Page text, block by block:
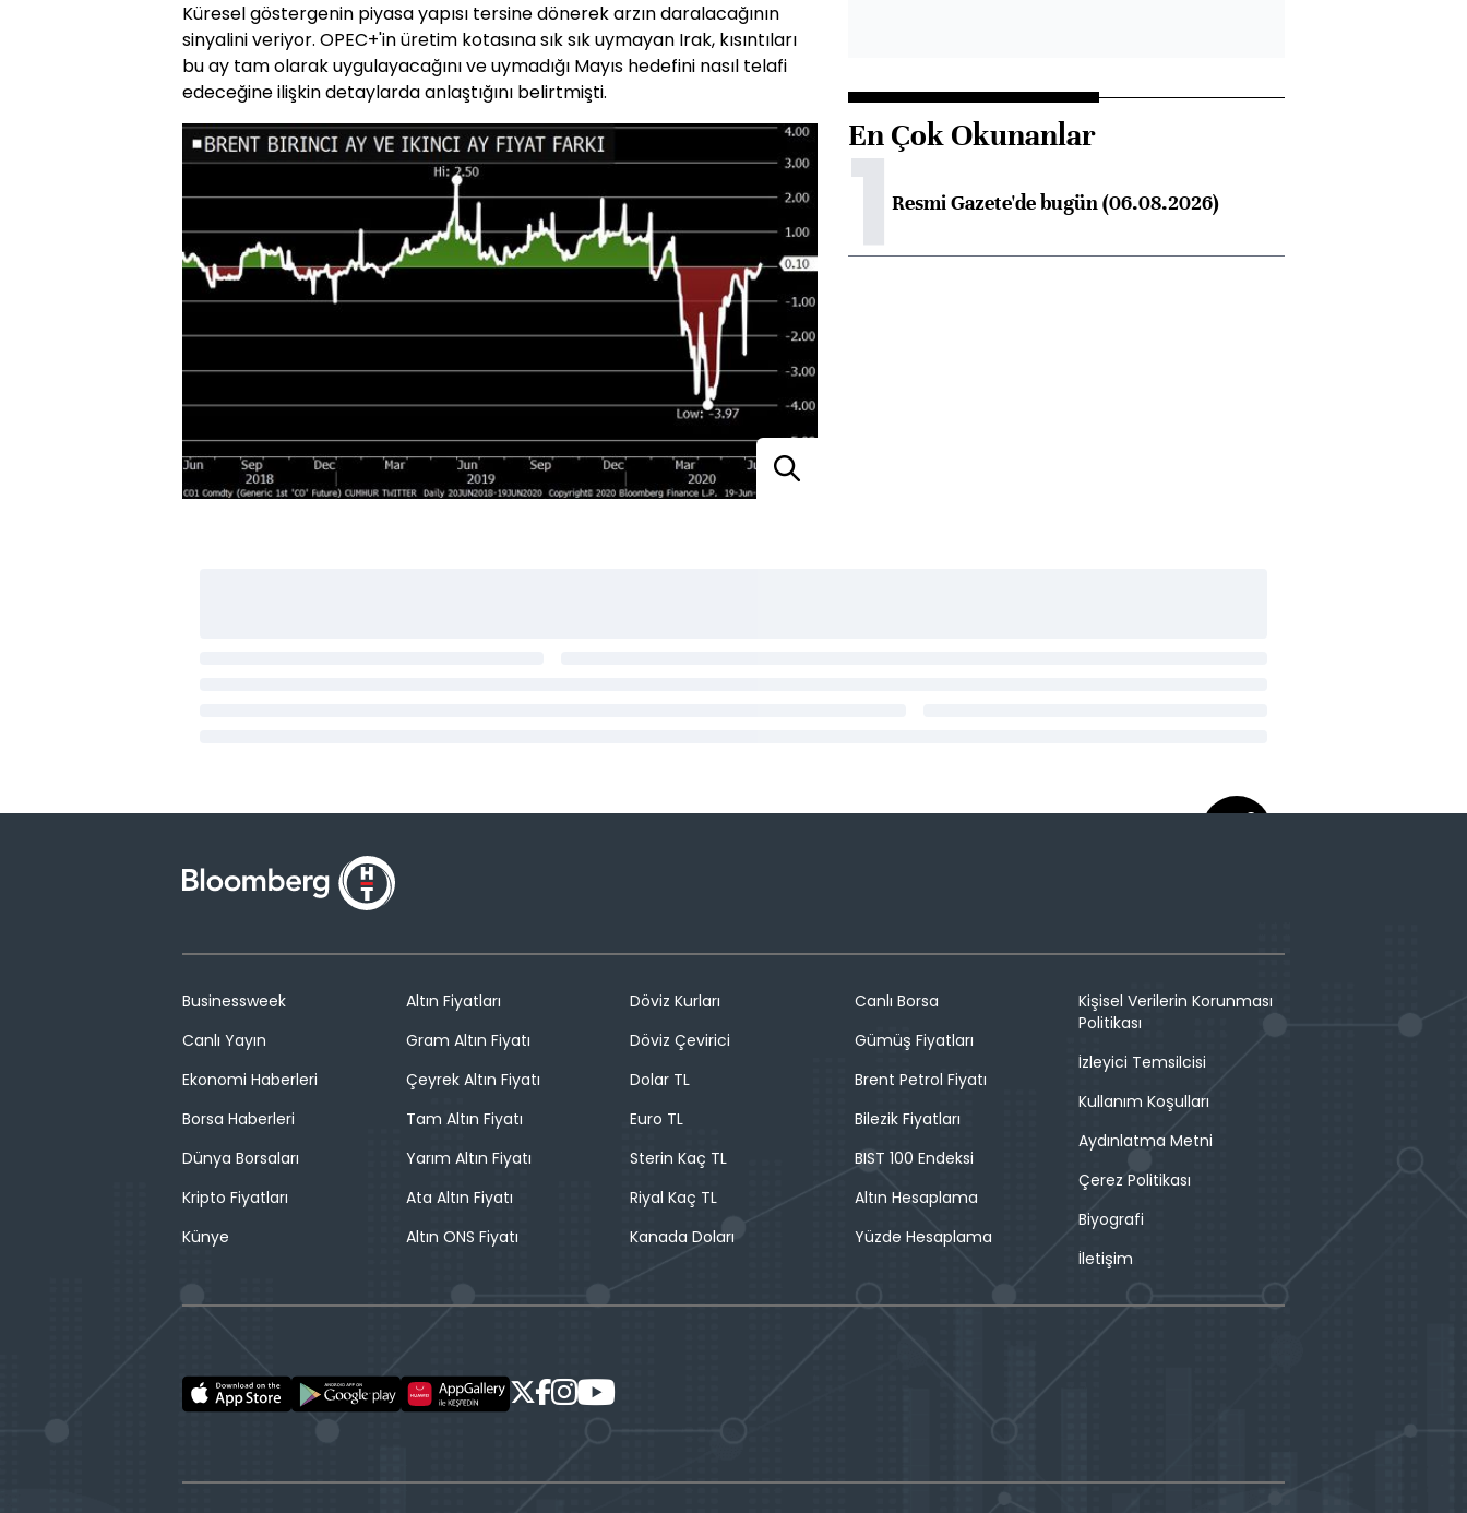
Küresel göstergenin piyasa yapısı tersine dönerek arzın daralacağının
sinyalini veriyor. OPEC+'in üretim kotasına sık sık uymayan Irak, kısıntıları
bu ay tam olarak uygulayacağını ve uymadığı Mayıs hedefini nasıl telafi
edeceğine ilişkin detaylarda anlaştığını belirtmişti.
En Çok Okunanlar
1Resmi Gazete'de bugün (06.08.2026)
Businessweek
Canlı Yayın
Ekonomi Haberleri
Borsa Haberleri
Dünya Borsaları
Kripto Fiyatları
Künye
Altın Fiyatları
Gram Altın Fiyatı
Çeyrek Altın Fiyatı
Tam Altın Fiyatı
Yarım Altın Fiyatı
Ata Altın Fiyatı
Altın ONS Fiyatı
Döviz Kurları
Döviz Çevirici
Dolar TL
Euro TL
Sterin Kaç TL
Riyal Kaç TL
Kanada Doları
Canlı Borsa
Gümüş Fiyatları
Brent Petrol Fiyatı
Bilezik Fiyatları
BIST 100 Endeksi
Altın Hesaplama
Yüzde Hesaplama
Kişisel Verilerin Korunması
Politikası
İzleyici Temsilcisi
Kullanım Koşulları
Aydınlatma Metni
Çerez Politikası
Biyografi
İletişim